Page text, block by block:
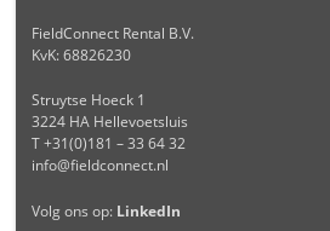
FieldConnect Rental B.V.
KvK: 68826230
Struytse Hoeck 1
3224 HA Hellevoetsluis
T +31(0)181 – 33 64 32
info@fieldconnect.nl
Volg ons op: LinkedIn